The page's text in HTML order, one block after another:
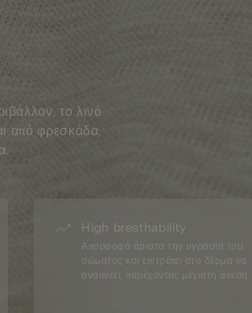
το λινό
από φρεσκάδα,
High breathability
Απορροφά άριστα την υγρασία του
σώματος και επιτρέπει στο δέρμα να
αναπνέει, παρέχοντας μέγιστη άνεση.